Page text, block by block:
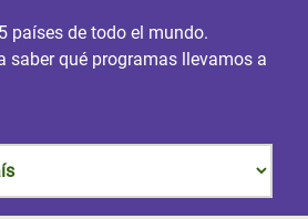
países de todo el mundo.
saber qué programas llevamos a